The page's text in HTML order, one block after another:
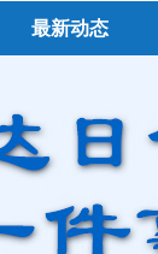
最新动态